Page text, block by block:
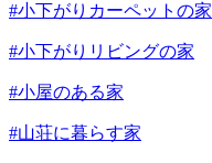
#小下がりカーペットの家
#小下がりリビングの家
#小屋のある家
#山荘に暮らす家